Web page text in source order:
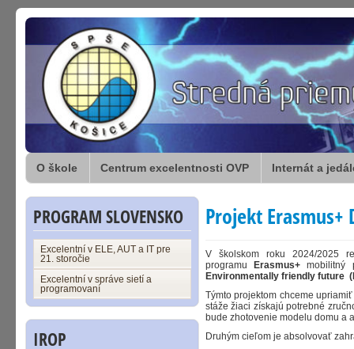
O škole Centrum excelentnosti OVP Internát a
PROGRAM SLOVENSKO
Excelentní v ELE, AUT a IT pre
21. storočie
Excelentní v správe sietí a
programovaní
IROP
Projekt Erasmus+
V školskom roku 2024/2025
programu
Erasmus+ mobilitný
Environmentally friendly future
Týmto projektom chceme
stáže žiaci získajú potrebné
bude zhotovenie modelu domu a
Druhým cieľom je absolvovať